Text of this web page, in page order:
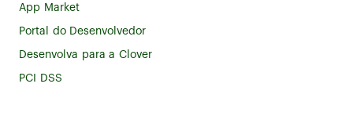
App Market
Portal do Desenvolvedor
Desenvolva para a Clover
PCI DSS